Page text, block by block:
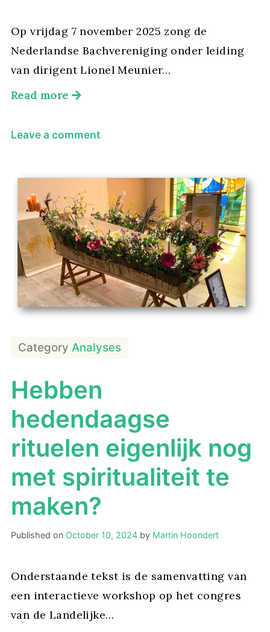
Op vrijdag 7 november 2025 zong de
Nederlandse Bachvereniging onder leiding
van dirigent Lionel Meunier…
Read more
Leave a commenton
van
muziek
Category Analyses
Hebben
hedendaagse
rituelen eigenlijk nog
met spiritualiteit te
maken?
Published on October 10, 2024by Martin Hoondert
Onderstaande tekst is de samenvatting van
een interactieve workshop op het congres
van de Landelijke…